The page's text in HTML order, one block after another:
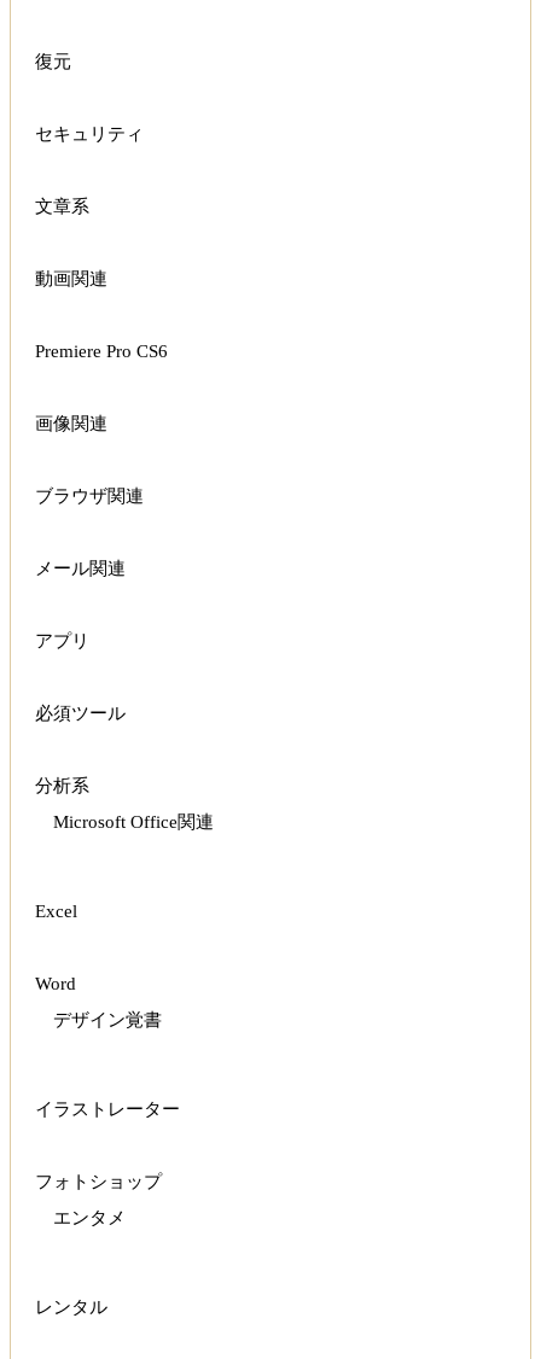
復元
セキュリティ
文章系
動画関連
Premiere Pro CS6
画像関連
ブラウザ関連
メール関連
アプリ
必須ツール
分析系
Microsoft Office関連
Excel
Word
デザイン覚書
イラストレーター
フォトショップ
エンタメ
レンタル